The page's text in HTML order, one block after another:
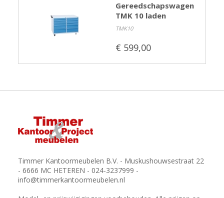
Gereedschapswagen
TMK 10 laden
TMK10
€ 599,00
Timmer Kantoormeubelen B.V. - Muskushouwsestraat 22
- 6666 MC HETEREN - 024-3237999 -
info@timmerkantoormeubelen.nl